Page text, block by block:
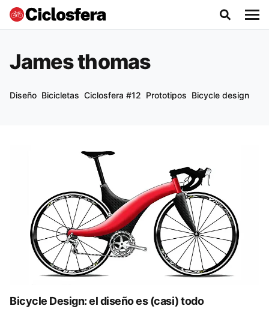
James thomas
Diseño Bicicletas Ciclosfera #12 Prototipos Bicycle design
Bicycle Design: el diseño es (casi) todo